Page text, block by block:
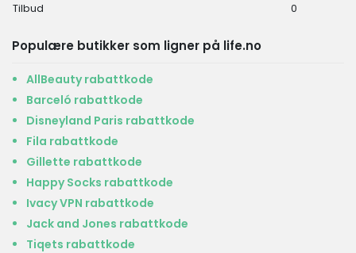
Tilbud
0
Populære butikker som ligner på life.no
AllBeauty rabattkode
Barceló rabattkode
Disneyland Paris rabattkode
Fila rabattkode
Gillette rabattkode
Happy Socks rabattkode
Ivacy VPN rabattkode
Jack and Jones rabattkode
Tiqets rabattkode